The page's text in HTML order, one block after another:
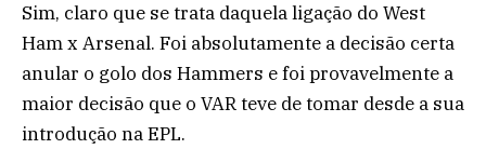
Sim, claro que se trata daquela ligação do West
Ham x Arsenal. Foi absolutamente a decisão certa
anular o golo dos Hammers e foi provavelmente a
maior decisão que o VAR teve de tomar desde a sua
introdução na EPL.